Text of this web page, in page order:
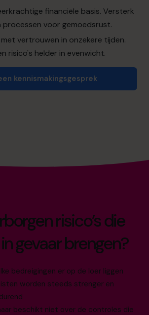
financiële basis. Versterk
processen voor gemoedsrust.
met vertrouwen in onzekere tijden.
risico's helder in evenwicht.
kennismakingsgesprek
risico’s die
gevaar brengen?
bedreigingen er op de loer liggen
worden steeds strenger en
beschikt niet over de controles die